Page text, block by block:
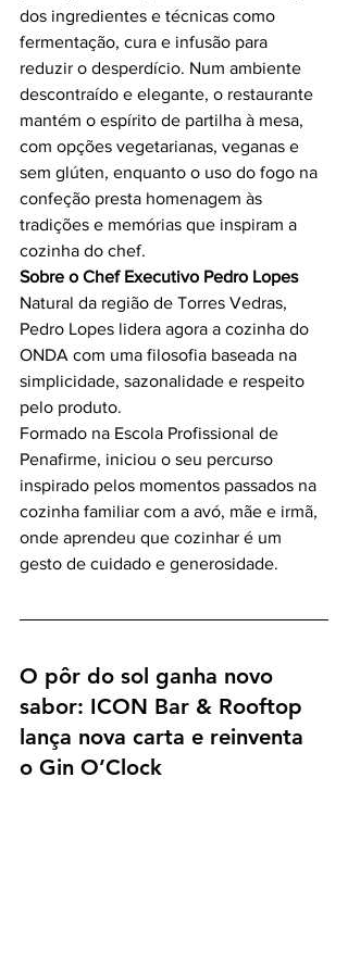
dos ingredientes e técnicas como
fermentação, cura e infusão para
reduzir o desperdício. Num ambiente
descontraído e elegante, o restaurante
mantém o espírito de partilha à mesa,
com opções vegetarianas, veganas e
sem glúten, enquanto o uso do fogo na
confeção presta homenagem às
tradições e memórias que inspiram a
cozinha do chef.
Sobre o Chef Executivo Pedro Lopes
Natural da região de Torres Vedras,
Pedro Lopes lidera agora a cozinha do
ONDA com uma filosofia baseada na
simplicidade, sazonalidade e respeito
pelo produto.
Formado na Escola Profissional de
Penafirme, iniciou o seu percurso
inspirado pelos momentos passados na
cozinha familiar com a avó, mãe e irmã,
onde aprendeu que cozinhar é um
gesto de cuidado e generosidade.
O pôr do sol ganha novo
sabor: ICON Bar & Rooftop
lança nova carta e reinventa
o Gin O’Clock